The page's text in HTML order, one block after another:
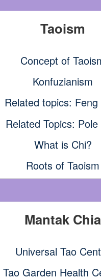
Taoism
Concept of
Konfuzianism
Related topics: Feng
Related Topics:
What is Chi?
Roots of Taoism
Mantak Chia
Universal Tao
Tao Garden Health